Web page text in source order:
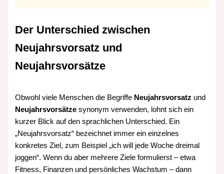
Der Unterschied zwischen
Neujahrsvorsatz und
Neujahrsvorsätze
Obwohl viele Menschen die Begriffe Neujahrsvorsatz und
Neujahrsvorsätze synonym verwenden, lohnt sich ein
kurzer Blick auf den sprachlichen Unterschied. Ein
„Neujahrsvorsatz“ bezeichnet immer ein einzelnes
konkretes Ziel, zum Beispiel „ich will jede Woche dreimal
joggen“. Wenn du aber mehrere Ziele formulierst – etwa
Fitness, Finanzen und persönliches Wachstum – dann